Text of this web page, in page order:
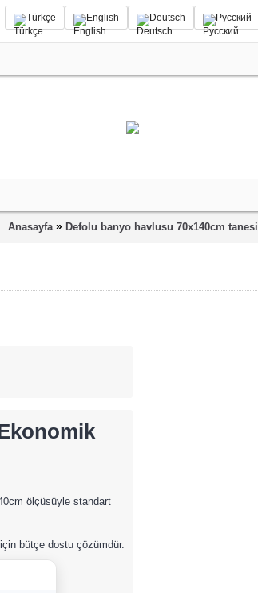
Türkçe English Deutsch Русский
Anasayfa » Defolu banyo havlusu 70x140cm tanesi
ölçüsüyle standart
bütçe dostu çözümdür.